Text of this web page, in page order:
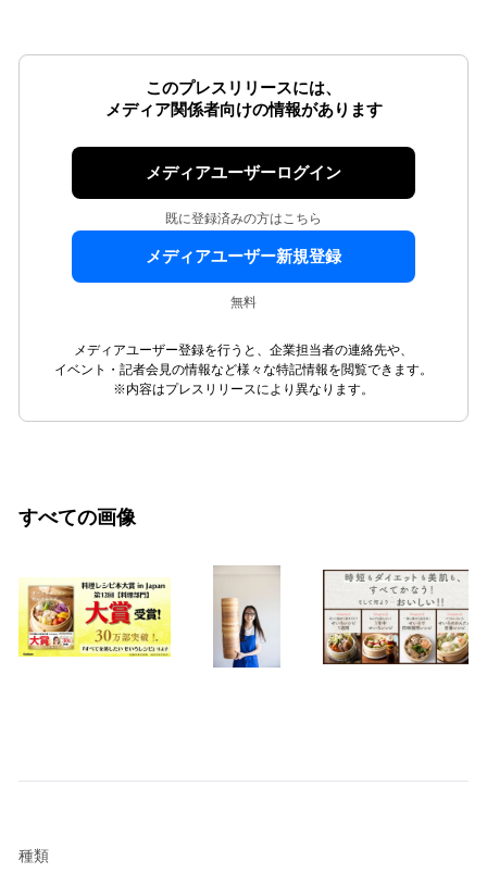
このプレスリリースには、
メディア関係者向けの情報があります
メディアユーザーログイン
既に登録済みの方はこちら
メディアユーザー新規登録
無料
メディアユーザー登録を行うと、企業担当者の連絡先や、
イベント・記者会見の情報など様々な特記情報を閲覧できます。
※内容はプレスリリースにより異なります。
すべての画像
種類